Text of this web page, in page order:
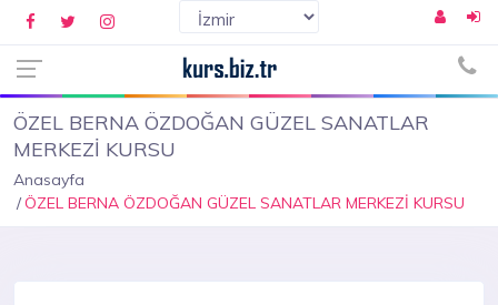
ÖZEL BERNA ÖZDOĞAN GÜZEL SANATLAR
MERKEZİ KURSU
Anasayfa
ÖZEL BERNA ÖZDOĞAN GÜZEL SANATLAR MERKEZİ KURSU